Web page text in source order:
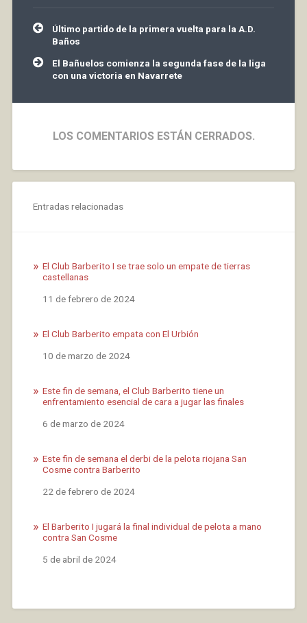
Navegación
de
entradas
Último partido de la primera vuelta para la A.D.
Baños
El Bañuelos comienza la segunda fase de la liga
con una victoria en Navarrete
LOS COMENTARIOS ESTÁN CERRADOS.
Entradas relacionadas
El Club Barberito I se trae solo un empate de tierras
castellanas
Fecha
11 de febrero de 2024
El Club Barberito empata con El Urbión
Fecha
10 de marzo de 2024
Este fin de semana, el Club Barberito tiene un
enfrentamiento esencial de cara a jugar las finales
Fecha
6 de marzo de 2024
Este fin de semana el derbi de la pelota riojana San
Cosme contra Barberito
Fecha
22 de febrero de 2024
El Barberito I jugará la final individual de pelota a mano
contra San Cosme
Fecha
5 de abril de 2024